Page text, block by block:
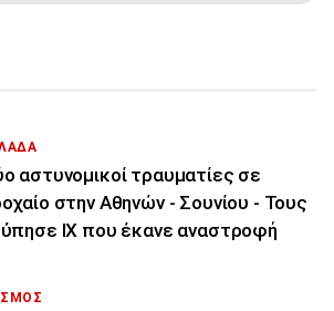
αστυνομικοί τραυματίες σε
στην Αθηνών - Σουνίου - Τους
ΙΧ που έκανε αναστροφή